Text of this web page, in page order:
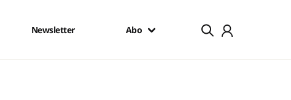
Newsletter Abo